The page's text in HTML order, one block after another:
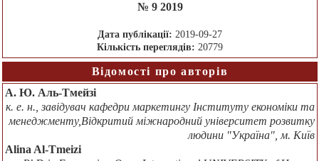
№ 9 2019
Дата публікації: 2019-09-27
Кількість переглядів: 20779
Відомості про авторів
А. Ю. Аль-Тмейзі
к. е. н., завідувач кафедри маркетингу Інституту економіки та
менеджменту,Відкритий міжнародний університет розвитку
людини "Україна", м. Київ
Alina Al-Tmeizi